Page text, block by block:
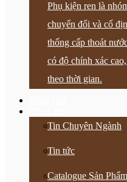
Phụ kiện ren là
chuyển đổi và cố
thống cấp thoát
có độ chính xác
theo thời gian.
Tin Chuyên Ngành
Tin tức
Catalogue Sản Phẩm